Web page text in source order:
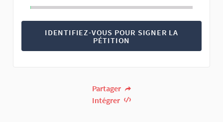
IDENTIFIEZ-VOUS POUR SIGNER LA
PÉTITION
Partager
Intégrer